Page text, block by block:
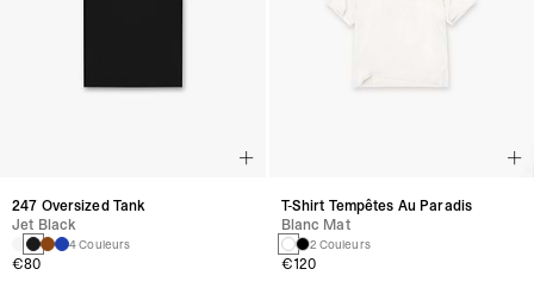
247 Oversized Tank
Jet Black
4 Couleurs
€80
T-Shirt Tempêtes Au Paradis
Blanc Mat
2 Couleurs
€120